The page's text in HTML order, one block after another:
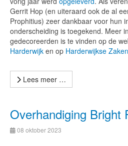
Gerrit Hop (en uiteraard ook de al
Prophitius) zeer dankbaar voor hun
onderscheiding is toegekend. Meer
gedecoreerden is te vinden op de
Harderwijk en op Harderwijkse Zaken
Lees meer …
Overhandiging Bright
08 oktober 2023